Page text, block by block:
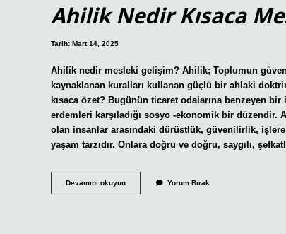
Ahilik Nedir Kısaca
Tarih: Mart 14, 2025
Ahilik nedir mesleki gelişim? Ahilik; Toplumun
kaynaklanan kuralları kullanan güçlü bir ahlaki
kısaca özet? Bugünün ticaret odalarına benzeyen
erdemleri karşıladığı sosyo -ekonomik bir
olan insanlar arasındaki dürüstlük, güvenilirlik,
yaşam tarzıdır. Onlara doğru ve doğru, saygılı,
Devamını okuyunAhilik
Nedir
Yorum Bırak